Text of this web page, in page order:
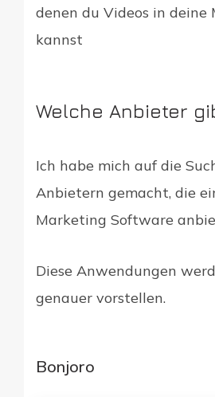
denen du Videos in deine
kannst
Welche Anbieter
Ich habe mich auf die
Anbietern gemacht, die
Marketing Software
Diese Anwendungen
genauer vorstellen.
Bonjoro